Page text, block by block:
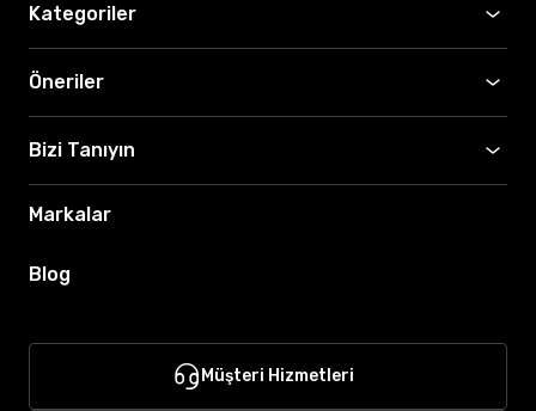
Kategoriler
Öneriler
Bizi Tanıyın
Markalar
Blog
Müşteri Hizmetleri